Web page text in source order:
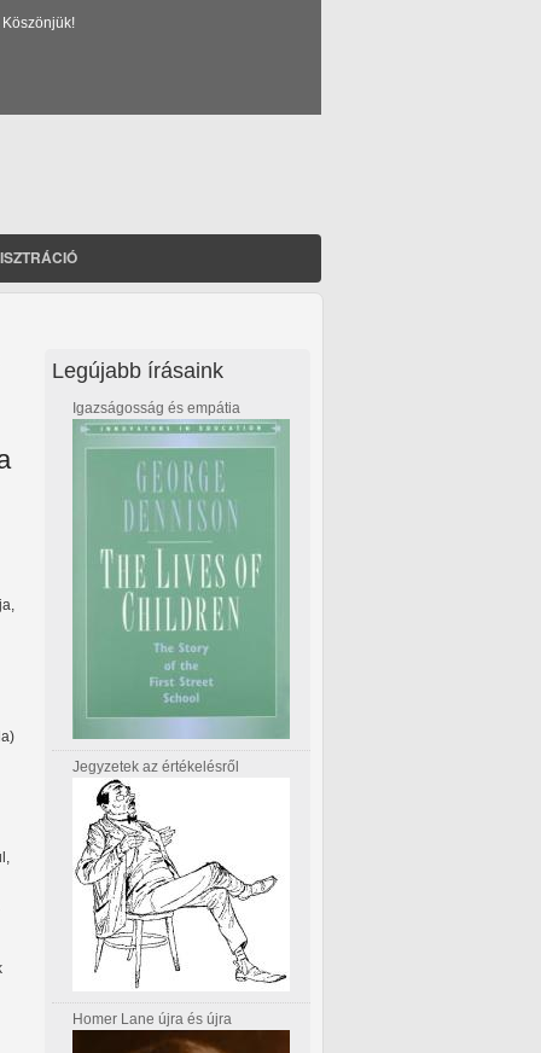
Legújabb írásaink
Igazságosság és empátia
Jegyzetek az értékelésről
Homer Lane újra és újra